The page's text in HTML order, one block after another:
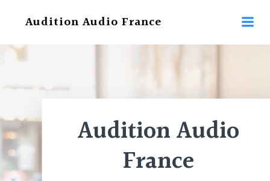
au
Audition Audio France
Audition Audio
France